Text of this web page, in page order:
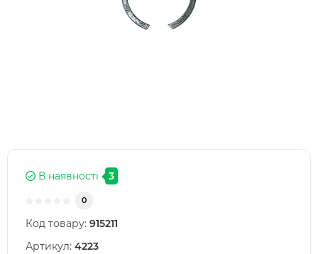
В наявності 3
0
Код товару: 915211
Артикул: 4223